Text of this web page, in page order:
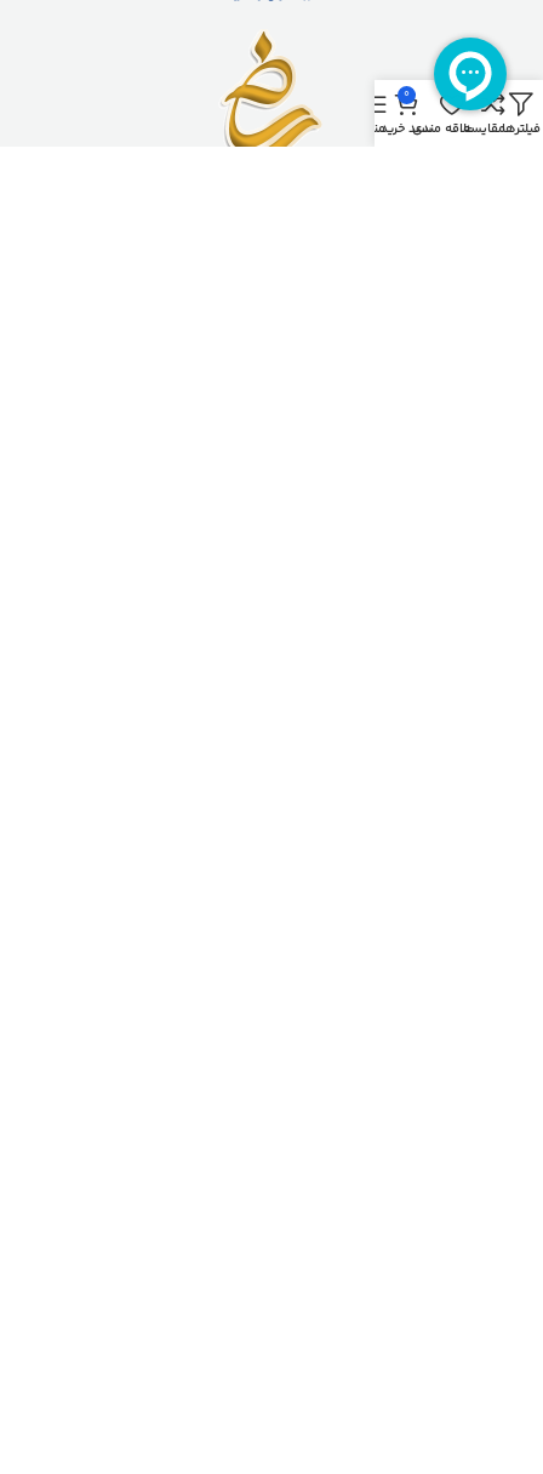
فیلترهامقایسهعلاقه مندی
0
سبد خریدمنو